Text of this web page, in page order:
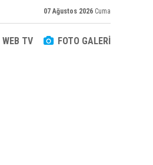
07 Ağustos 2026 Cuma
WEB TV FOTO GALERİ